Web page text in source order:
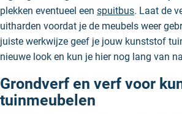
plekken eventueel een spuitbus. Laat de
uitharden voordat je de meubels weer
juiste werkwijze geef je jouw kunststof
nieuwe look en kun je hier nog lang van
Grondverf en verf voor
tuinmeubelen